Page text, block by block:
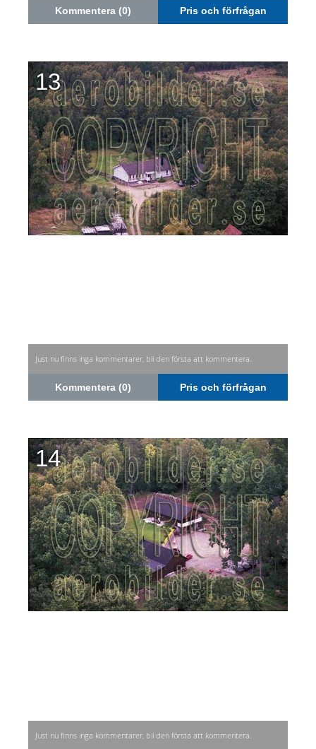
Kommentera (0) Pris och förfrågan
13
Just nu finns inga kommentarer, bli den första att kommentera.
Kommentera (0) Pris och förfrågan
14
Just nu finns inga kommentarer, bli den första att kommentera.